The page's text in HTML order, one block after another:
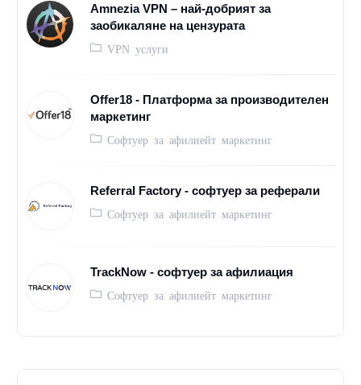
Amnezia VPN – най-добрият за
заобикаляне на цензурата
VPN услуги
Offer18 - Платформа за производителен
маркетинг
Софтуер за афилиейт маркетинг
Referral Factory - софтуер за реферали
Софтуер за афилиейт маркетинг
TrackNow - софтуер за афилиация
Софтуер за афилиейт маркетинг